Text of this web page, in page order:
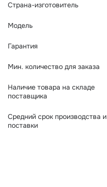
Страна-изготовитель
Модель
Гарантия
Мин. количество для заказа
Наличие товара на складе
поставщика
Средний срок производства и
поставки